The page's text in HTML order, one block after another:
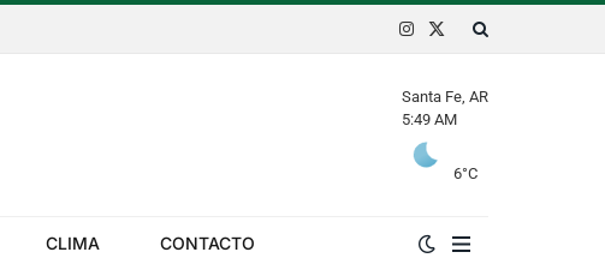
Instagram
X
Santa Fe, AR
5:49 AM
6°C
CLIMA CONTACTO